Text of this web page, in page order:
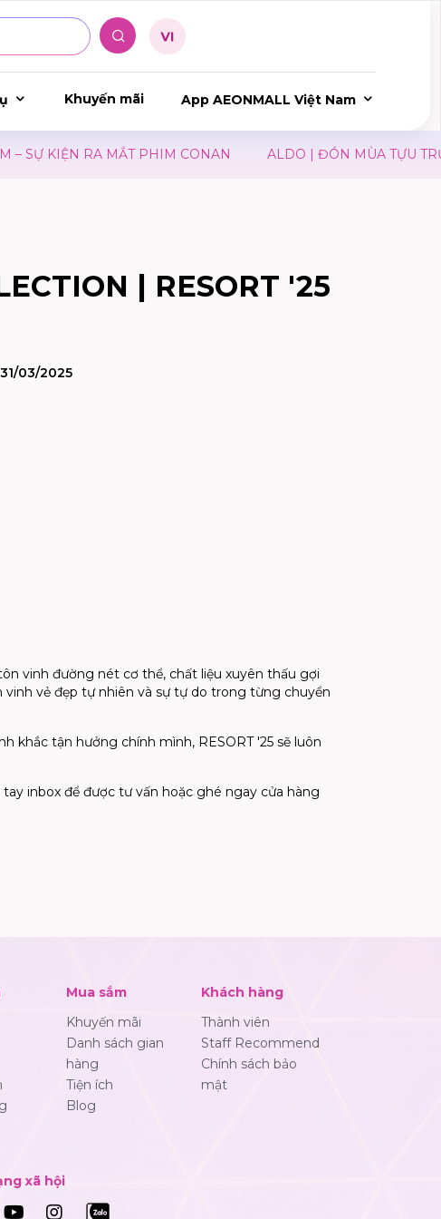
Khuyến mãi App AEONMALL Việt Nam
KIỆN RA MẮT PHIM CONAN ALDO | ĐÓN MÙA TỰU
| RESORT '25
03/2025
vinh đường nét cơ thể, chất liệu xuyên thấu gợi
vẻ đẹp tự nhiên và sự tự do trong từng chuyển
khắc tận hưởng chính mình, RESORT '25 sẽ luôn
inbox để được tư vấn hoặc ghé ngay cửa hàng
Mua sắm
Khuyến mãi
Danh sách gian
hàng
Tiện ích
Blog
Khách hàng
Thành viên
Staff Recommend
Chính sách bảo
mật
xã hội